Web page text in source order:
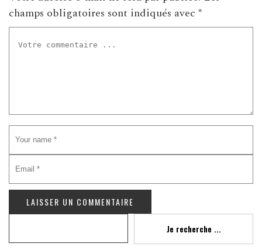
champs obligatoires sont indiqués avec *
Je recherche ...